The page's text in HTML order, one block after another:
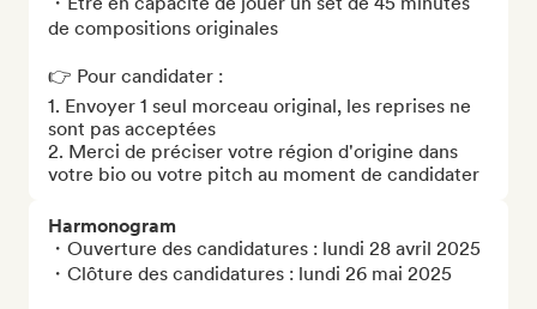
de compositions originales
👉 Pour candidater :
1. Envoyer 1 seul morceau original, les reprises ne
sont pas acceptées
2. Merci de préciser votre région d'origine dans
votre bio ou votre pitch au moment de candidater
Harmonogram
・Ouverture des candidatures : lundi 28 avril 2025
・Clôture des candidatures : lundi 26 mai 2025